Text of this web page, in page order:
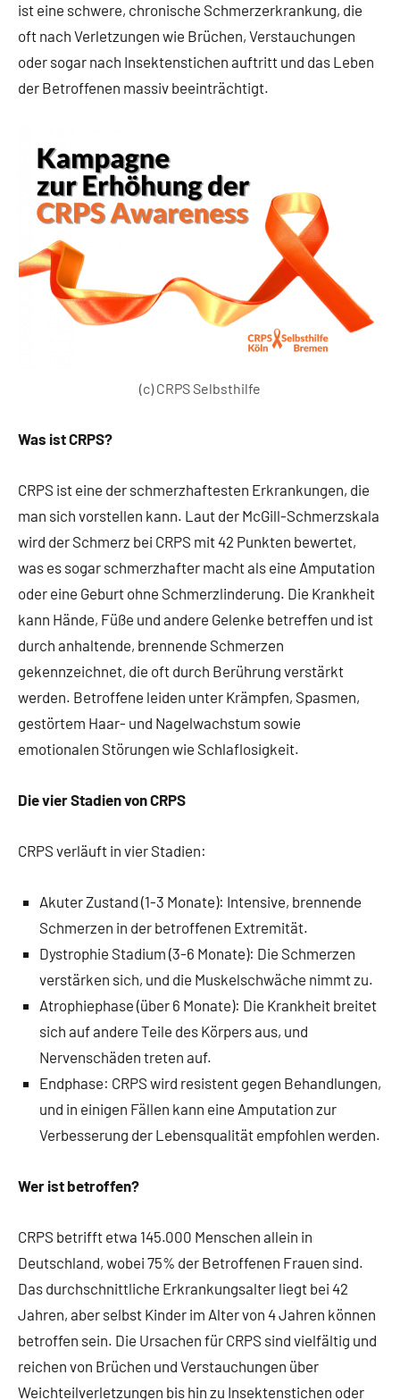
ist eine schwere, chronische Schmerzerkrankung, die
oft nach Verletzungen wie Brüchen, Verstauchungen
oder sogar nach Insektenstichen auftritt und das Leben
der Betroffenen massiv beeinträchtigt.
(c) CRPS Selbsthilfe
Was ist CRPS?
CRPS ist eine der schmerzhaftesten Erkrankungen, die
man sich vorstellen kann. Laut der McGill-Schmerzskala
wird der Schmerz bei CRPS mit 42 Punkten bewertet,
was es sogar schmerzhafter macht als eine Amputation
oder eine Geburt ohne Schmerzlinderung. Die Krankheit
kann Hände, Füße und andere Gelenke betreffen und ist
durch anhaltende, brennende Schmerzen
gekennzeichnet, die oft durch Berührung verstärkt
werden. Betroffene leiden unter Krämpfen, Spasmen,
gestörtem Haar- und Nagelwachstum sowie
emotionalen Störungen wie Schlaflosigkeit.
Die vier Stadien von CRPS
CRPS verläuft in vier Stadien:
Akuter Zustand (1-3 Monate): Intensive, brennende
Schmerzen in der betroffenen Extremität.
Dystrophie Stadium (3-6 Monate): Die Schmerzen
verstärken sich, und die Muskelschwäche nimmt zu.
Atrophiephase (über 6 Monate): Die Krankheit breitet
sich auf andere Teile des Körpers aus, und
Nervenschäden treten auf.
Endphase: CRPS wird resistent gegen Behandlungen,
und in einigen Fällen kann eine Amputation zur
Verbesserung der Lebensqualität empfohlen werden.
Wer ist betroffen?
CRPS betrifft etwa 145.000 Menschen allein in
Deutschland, wobei 75% der Betroffenen Frauen sind.
Das durchschnittliche Erkrankungsalter liegt bei 42
Jahren, aber selbst Kinder im Alter von 4 Jahren können
betroffen sein. Die Ursachen für CRPS sind vielfältig und
reichen von Brüchen und Verstauchungen über
Weichteilverletzungen bis hin zu Insektenstichen oder